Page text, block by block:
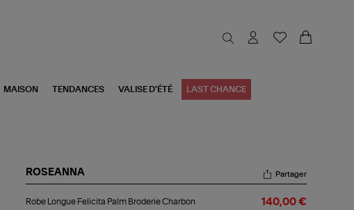
MAISON TENDANCES VALISE D'ÉTÉ LAST CHANCE
ROSEANNA
Longue
Partager
Robe Longue Felicita Palm Broderie Charbon 140,00 €